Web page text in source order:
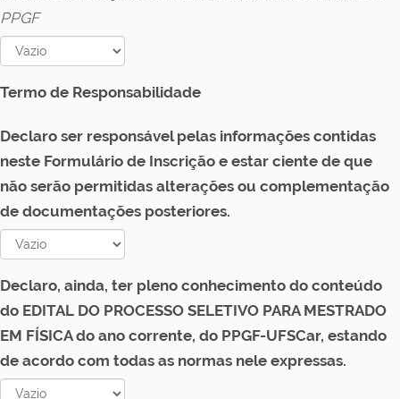
PPGF
Termo de Responsabilidade
Declaro ser responsável pelas informações contidas
neste Formulário de Inscrição e estar ciente de que
não serão permitidas alterações ou complementação
de documentações posteriores.
Declaro, ainda, ter pleno conhecimento do conteúdo
do EDITAL DO PROCESSO SELETIVO PARA MESTRADO
EM FÍSICA do ano corrente, do PPGF-UFSCar, estando
de acordo com todas as normas nele expressas.